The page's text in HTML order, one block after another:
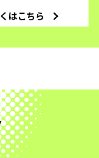
はこちら